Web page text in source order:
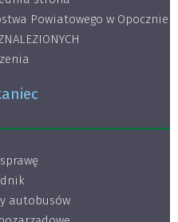
Powiatowego w Opocznie
autobusów